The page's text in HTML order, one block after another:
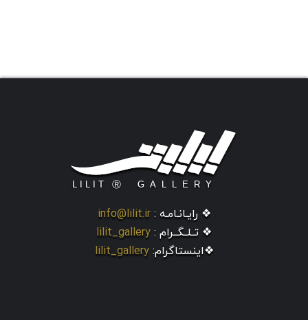
❖ رایـانـامـه : info@lilit.ir
❖ تــلــگــرام : lilit_gallery
❖اینستاگرام: lilit_gallery